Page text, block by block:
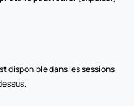
disponible dans les sessions